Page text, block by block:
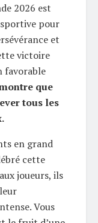
2026 est
pour
et
victoire
favorable
que
tous les
en grand
cette
joueurs, ils
Vous